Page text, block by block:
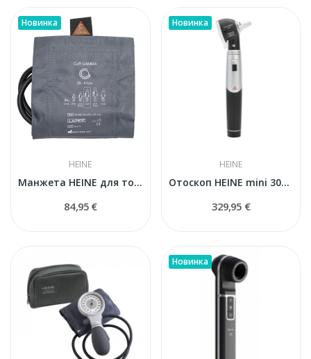
Новинка
HEINE
Манжета HEINE для тонометра (29-41 см)
84,95 €
Новинка
HEINE
Отоскоп HEINE mini 3000® LED (D-008.70.210) с...
329,95 €
Новинка